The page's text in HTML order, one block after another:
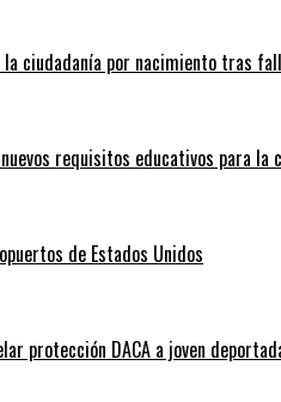
ciudadanía por nacimiento tras
requisitos educativos para la
de Estados Unidos
protección DACA a joven